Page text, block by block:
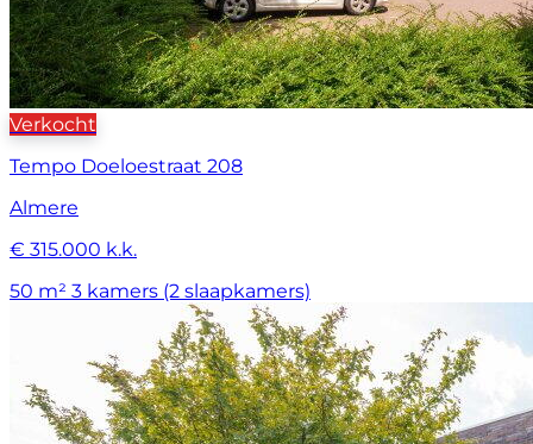
Verkocht
Tempo Doeloestraat 208
Almere
€ 315.000 k.k.
50 m² 3 kamers (2 slaapkamers)